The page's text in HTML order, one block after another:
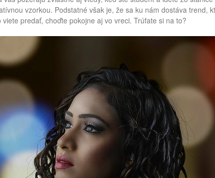
vzorkou. Podstatné však je, že sa ku nám dostáva trend,
predať, choďte pokojne aj vo vreci. Trúfate si na to?